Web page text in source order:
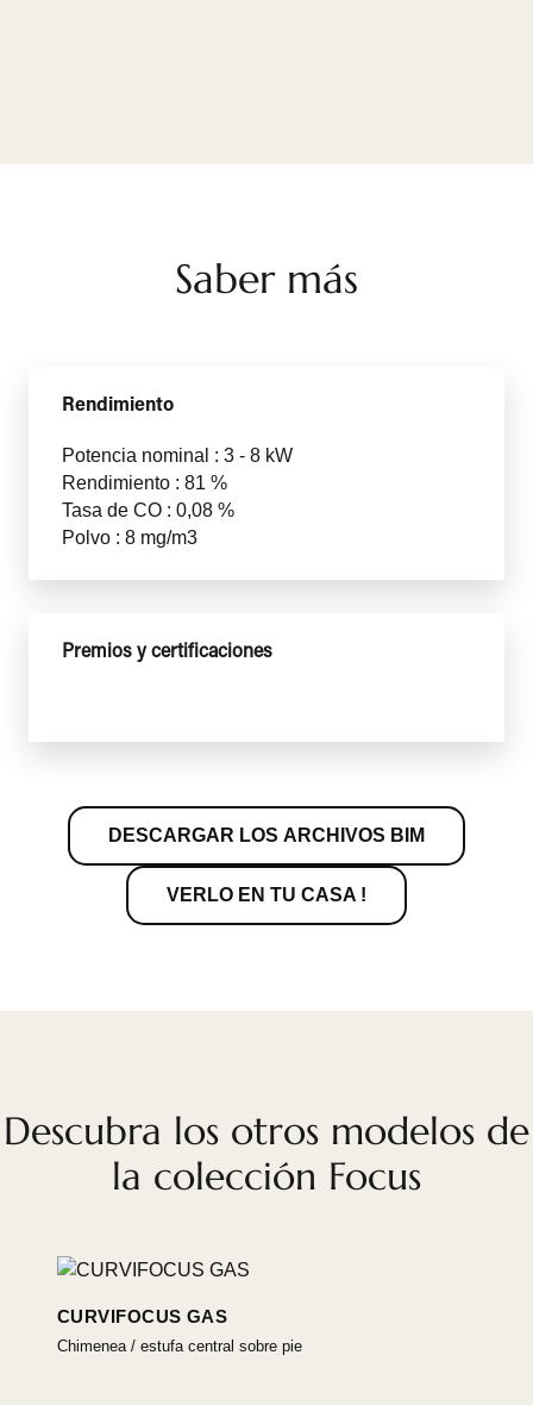
Saber más
Rendimiento
Potencia nominal : 3 - 8 kW
Rendimiento : 81 %
Tasa de CO : 0,08 %
Polvo : 8 mg/m3
Premios y certificaciones
DESCARGAR LOS ARCHIVOS BIM
VERLO EN TU CASA !
Descubra los otros modelos de
la colección Focus
CURVIFOCUS GAS
Chimenea / estufa central sobre pie